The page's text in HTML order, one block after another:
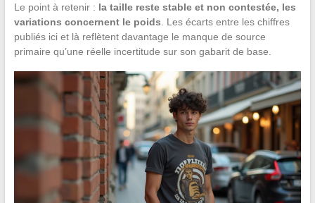
Le point à retenir : la taille reste stable et non contestée, les
variations concernent le poids . Les écarts entre les chiffres
publiés ici et là reflètent davantage le manque de source
primaire qu’une réelle incertitude sur son gabarit de base.